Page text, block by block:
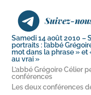
Suivez-
Samedi 14 août 2010 –
portraits : l’abbé
mot dans la phrase » et
au vrai »
L’abbé Grégoire Célier
conférences
Les deux conférences